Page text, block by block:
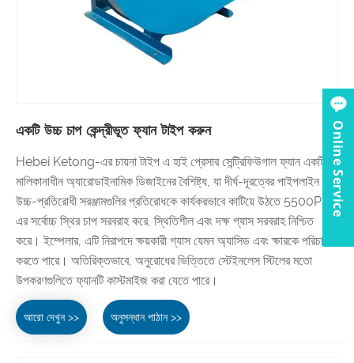
একটি উচ্চ চাপ কেন্দ্রীভূত ফ্যান টাইপ করুন
Hebei Ketong-এর চায়না টাইপ এ হাই প্রেসার সেন্ট্রিফিউগাল ফ্যান একটি
মালিকানাধীন অ্যারোডাইনামিক ডিজাইনের বৈশিষ্ট্য, যা দীর্ঘ-দূরত্বের পাইপলাইন এবং
উচ্চ-প্রতিরোধী সরঞ্জামগুলির প্রতিরোধকে কার্যকরভাবে কাটিয়ে উঠতে 5500Pa
এর সর্বোচ্চ স্থির চাপ সরবরাহ করে, স্থিতিশীল এবং দক্ষ গ্যাস সরবরাহ নিশ্চিত
করে। ইম্পেলার, এটি নিরাপদে ক্ষয়কারী গ্যাস যেমন অ্যাসিড এবং ক্ষারকে পরিচালনা
করতে পারে। অতিরিক্তভাবে, অনুরোধের ভিত্তিতে স্টেইনলেস স্টিলের মতো
উপকরণগুলিতে ফ্যানটি কাস্টমাইজ করা যেতে পারে।
আরো দেখুন >> অনুসন্ধান পাঠান >>
Online Service